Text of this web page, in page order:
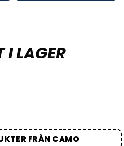
I LAGER
FRÅN CAMO